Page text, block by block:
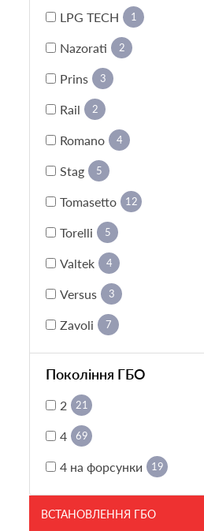
LPG TECH 1
Nazorati 2
Prins 3
Rail 2
Romano 4
Stag 5
Tomasetto 12
Torelli 5
Valtek 4
Versus 3
Zavoli 7
Покоління ГБО
2 21
4 69
4 на форсунки 19
ВСТАНОВЛЕННЯ ГБО